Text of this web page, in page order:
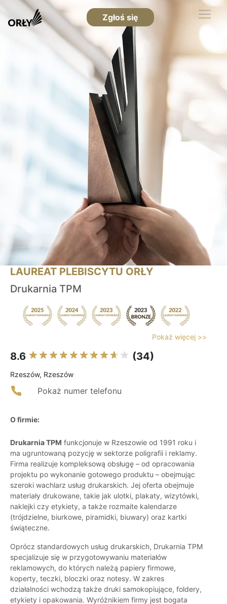
Zgłoś się
LAUREAT PLEBISCYTU ORŁY
Drukarnia TPM
Pokaż więcej >>
8.6 (34)
Rzeszów, Rzeszów
Pokaż numer telefonu
O firmie:
Drukarnia TPM funkcjonuje w Rzeszowie od 1991 roku i
ma ugruntowaną pozycję w sektorze poligrafii i reklamy.
Firma realizuje kompleksową obsługę – od opracowania
projektu po wykonanie gotowego produktu – obejmując
szeroki wachlarz usług drukarskich. Jej oferta obejmuje
materiały drukowane, takie jak ulotki, plakaty, wizytówki,
naklejki czy etykiety, a także rozmaite kalendarze
(trójdzielne, biurkowe, piramidki, biuwary) oraz kartki
świąteczne.
Oprócz standardowych usług drukarskich, Drukarnia TPM
specjalizuje się w przygotowywaniu materiałów
reklamowych, do których należą papiery firmowe,
koperty, teczki, bloczki oraz notesy. W zakres
działalności wchodzą także druki samokopiujące, foldery,
etykiety i opakowania. Wyróżnikiem firmy jest bogata